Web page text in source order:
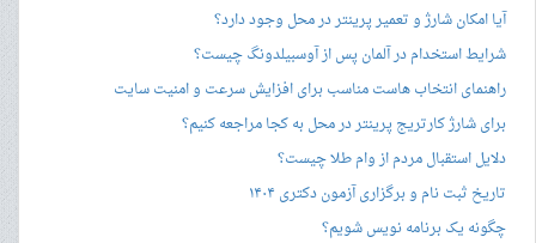
آیا امکان شارژ و تعمیر پرینتر در محل وجود دارد؟
شرایط استخدام در آلمان پس از آوسبیلدونگ چیست؟
راهنمای انتخاب هاست مناسب برای افزایش سرعت و امنیت سایت
برای شارژ کارتریج پرینتر در محل به کجا مراجعه کنیم؟
دلایل استقبال مردم از وام طلا چیست؟
تاریخ ثبت نام و برگزاری آزمون دکتری ۱۴۰۴
چگونه یک برنامه نویس شویم؟